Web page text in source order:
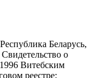
Беларусь,
о
Витебским
реестре: